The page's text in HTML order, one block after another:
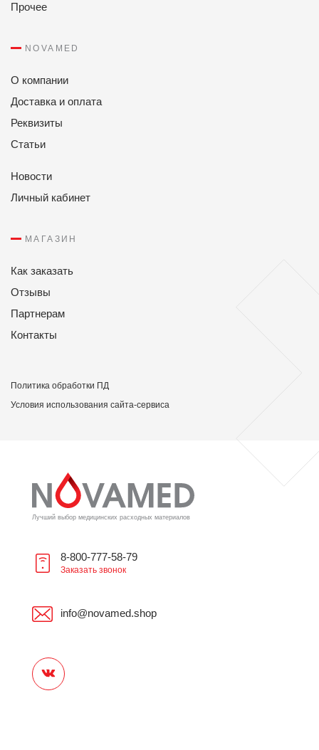
Лучший выбор медицинских расходных материалов
8-800-777-58-79
Заказать звонок
info@novamed.shop
Прочее
NOVAMED
О компании
Доставка и оплата
Реквизиты
Статьи
Новости
Личный кабинет
МАГАЗИН
Как заказать
Отзывы
Партнерам
Контакты
Политикa обработки ПД
Условия использования сайта-сервиса